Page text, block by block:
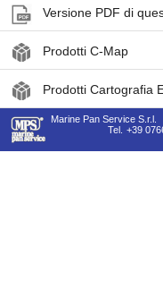
Versione PDF di
Prodotti C-Map
Prodotti Cartografia
Marine Pan Service S.r.l.
Tel.
+39